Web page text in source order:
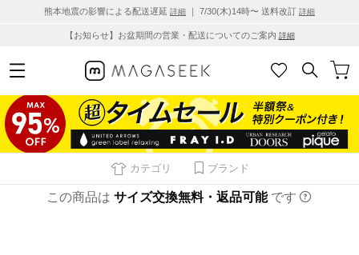
熊本地震の影響による配送遅延 詳細 ｜ 7/30(木)14時〜 送料改訂 詳細
【お知らせ】お盆期間の営業・配送についてのご案内 詳細
カテゴリ ブランド
この商品は サイズ交換無料・返品可能 です